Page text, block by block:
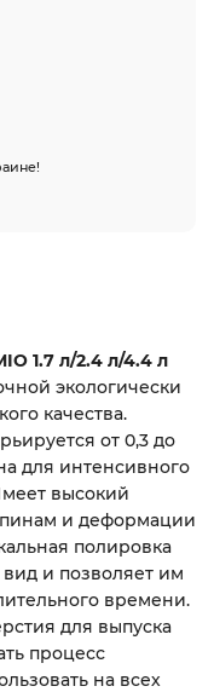
1.7 л/2.4 л/4.4 л
экологически
качества.
от 0,3 до
для интенсивного
высокий
и деформации
полировка
и позволяет им
времени.
для выпуска
процесс
на всех